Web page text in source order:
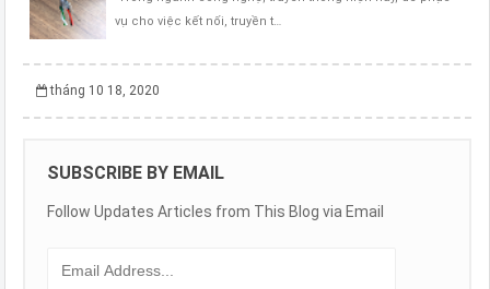
vụ cho việc kết nối, truyền t…
tháng 10 18, 2020
SUBSCRIBE BY EMAIL
Follow Updates Articles from This Blog via Email